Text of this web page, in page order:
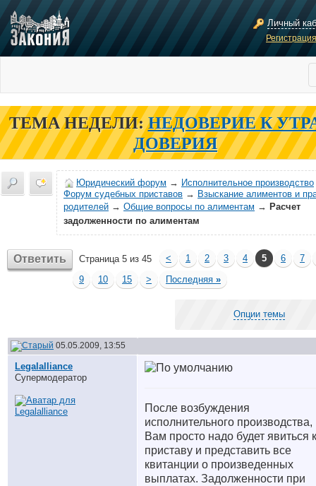
Личный
ТЕМА НЕДЕЛИ: НЕДОВЕРИЕ К
ДОВЕРИЯ
Юридический форум → Исполнительное производство
Форум судебных приставов → Взыскание алиментов и
родителей → Общие вопросы по алиментам → Расчет
задолженности по алиментам
Ответить Страница 5 из 45 < 1 2 3 4 5 6
7
9
10 15 > Последняя »
Опции темы
05.05.2009, 13:55
Legalalliance
Супермодератор
После возбуждения
исполнительного производства,
Вам просто надо будет явиться к
приставу и представить все
квитанции о произведенных
выплатах. Задолженности при